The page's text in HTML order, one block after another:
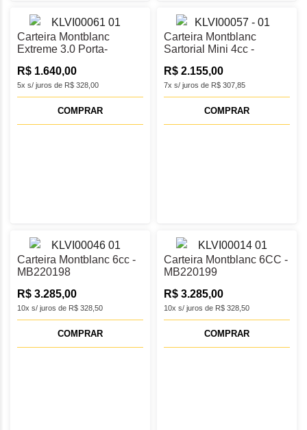
Carteira Montblanc
Extreme 3.0 Porta-
5x s/ juros de R$ 328,00
R$ 1.640,00
COMPRAR
Carteira Montblanc
Sartorial Mini 4cc -
7x s/ juros de R$ 307,85
R$ 2.155,00
COMPRAR
Carteira Montblanc 6cc -
MB220198
10x s/ juros de R$ 328,50
R$ 3.285,00
COMPRAR
Carteira Montblanc 6CC -
MB220199
10x s/ juros de R$ 328,50
R$ 3.285,00
COMPRAR